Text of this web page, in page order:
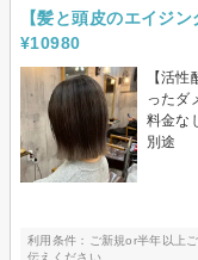
【髪と頭皮のエイジ
¥10980
【活
ったダ
料金な
別途
利用条件：ご新規or半年以上
伝えください。